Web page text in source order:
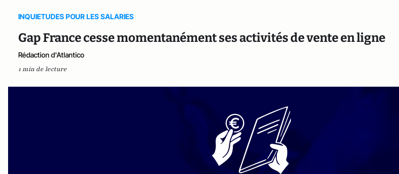
INQUIETUDES POUR LES SALARIES
Gap France cesse momentanément ses activités de vente en ligne
Rédaction d'Atlantico
1 min de lecture